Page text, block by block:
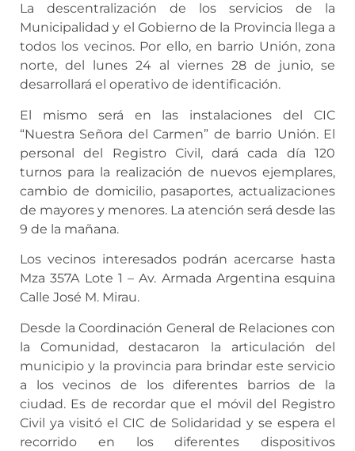
La descentralización de los servicios de la
Municipalidad y el Gobierno de la Provincia llega a
todos los vecinos. Por ello, en barrio Unión, zona
norte, del lunes 24 al viernes 28 de junio, se
desarrollará el operativo de identificación.
El mismo será en las instalaciones del CIC
“Nuestra Señora del Carmen” de barrio Unión. El
personal del Registro Civil, dará cada día 120
turnos para la realización de nuevos ejemplares,
cambio de domicilio, pasaportes, actualizaciones
de mayores y menores. La atención será desde las
9 de la mañana.
Los vecinos interesados podrán acercarse hasta
Mza 357A Lote 1 – Av. Armada Argentina esquina
Calle José M. Mirau.
Desde la Coordinación General de Relaciones con
la Comunidad, destacaron la articulación del
municipio y la provincia para brindar este servicio
a los vecinos de los diferentes barrios de la
ciudad. Es de recordar que el móvil del Registro
Civil ya visitó el CIC de Solidaridad y se espera el
recorrido en los diferentes dispositivos